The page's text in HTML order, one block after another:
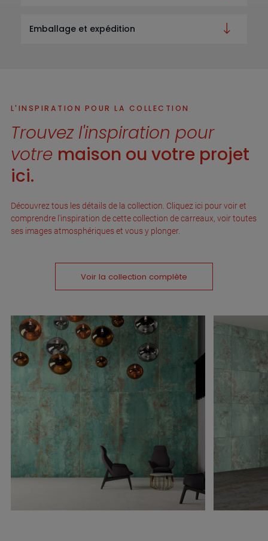
Emballage et expédition
L'INSPIRATION POUR LA COLLECTION
Trouvez l'inspiration pour
votre maison ou votre projet
ici.
Découvrez tous les détails de la collection. Cliquez ici pour voir et
comprendre l'inspiration de cette collection de carreaux, voir toutes
ses images atmosphériques et vous y plonger.
Voir la collection complète